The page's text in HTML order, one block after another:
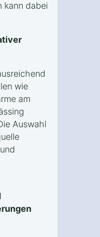
kann dabei
wie
am
Auswahl